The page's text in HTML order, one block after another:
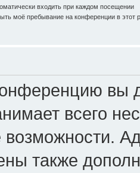
входить при каждом посещении
моё пребывание на конференции в этот
вы
всего
также